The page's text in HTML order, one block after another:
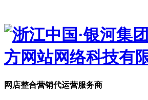
网店整合营销代运营服务商